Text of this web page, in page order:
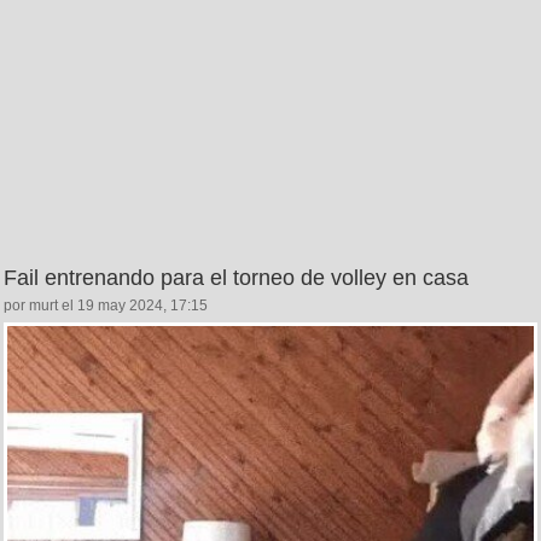
Fail entrenando para el torneo de volley en casa
por murt el 19 may 2024, 17:15